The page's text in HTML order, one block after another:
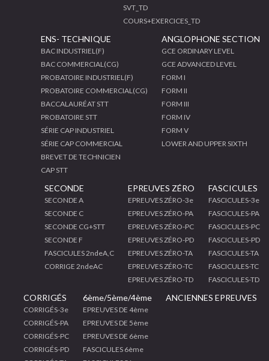
SVT_TD
COURS+EXERCICES_TD
ENS- TECHNIQUE
BAC INDUSTRIEL(F)
BAC COMMERCIAL(CG)
PROBATOIRE INDUSTRIEL(F)
PROBATOIRE COMMERCIAL(CG)
BACCALAURÉAT STT
PROBATOIRE STT
SÉRIE CAP INDUSTRIEL
SÉRIE CAP COMMERCIAL
BREVET DE TECHNICIEN
CAP STT
ANGLOPHONE SECTION
GCE ORDINARY LEVEL
GCE ADVANCED LEVEL
FORM I
FORM II
FORM III
FORM IV
FORM V
LOWER AND UPPER SIXTH
SECONDE
SECONDE A
SECONDE C
SECONDE CG+STT
SECONDE F
FASCICULES 2ndeA,C
CORRIGE 2ndeAC
EPREUVES ZÉRO
EPREUVES ZÉRO-3e
EPREUVES ZÉRO-PA
EPREUVES ZÉRO-PC
EPREUVES ZÉRO-PD
EPREUVES ZÉRO-TA
EPREUVES ZÉRO-TC
EPREUVES ZÉRO-TD
FASCICULES
FASCICULES-3e
FASCICULES-PA
FASCICULES-PC
FASCICULES-PD
FASCICULES-TA
FASCICULES-TC
FASCICULES-TD
CORRIGÉS
CORRIGÉS-3e
CORRIGÉS-PA
CORRIGÉS-PC
CORRIGÉS-PD
6ème/5ème/4ème
EPREUVES DE 4ème
EPREUVES DE 5ème
EPREUVES DE 6ème
FASCICULES 6ème
ANCIENNES EPREUVES